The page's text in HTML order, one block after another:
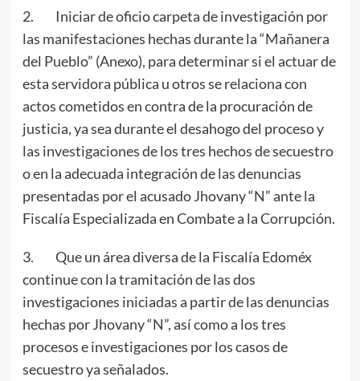
2. Iniciar de oficio carpeta de investigación por
las manifestaciones hechas durante la “Mañanera
del Pueblo” (Anexo), para determinar si el actuar de
esta servidora pública u otros se relaciona con
actos cometidos en contra de la procuración de
justicia, ya sea durante el desahogo del proceso y
las investigaciones de los tres hechos de secuestro
o en la adecuada integración de las denuncias
presentadas por el acusado Jhovany “N” ante la
Fiscalía Especializada en Combate a la Corrupción.
3. Que un área diversa de la Fiscalía Edoméx
continue con la tramitación de las dos
investigaciones iniciadas a partir de las denuncias
hechas por Jhovany “N”, así como a los tres
procesos e investigaciones por los casos de
secuestro ya señalados.